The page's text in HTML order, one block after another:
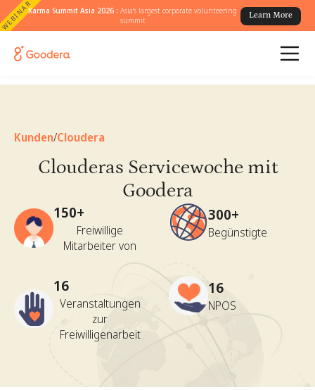
WEBINARKarma Summit Asia 2026 :Asia's largest corporate volunteering
summit
Learn More
Kunden/Cloudera
Clouderas Servicewoche mit
Goodera
150+
Freiwillige
Mitarbeiter von
300+
Begünstigte
16
Veranstaltungen
zur
Freiwilligenarbeit
16
NPOS